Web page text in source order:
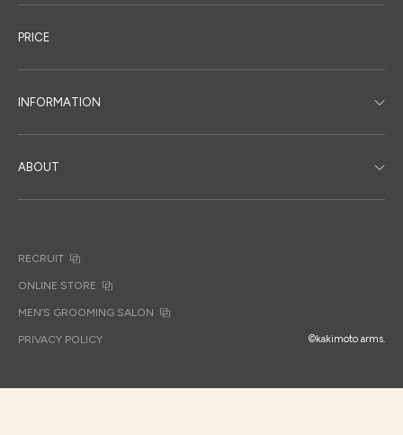
PRICE
INFORMATION
ABOUT
RECRUIT
ONLINE STORE
MEN’S GROOMING SALON
PRIVACY POLICY ©kakimoto arms.